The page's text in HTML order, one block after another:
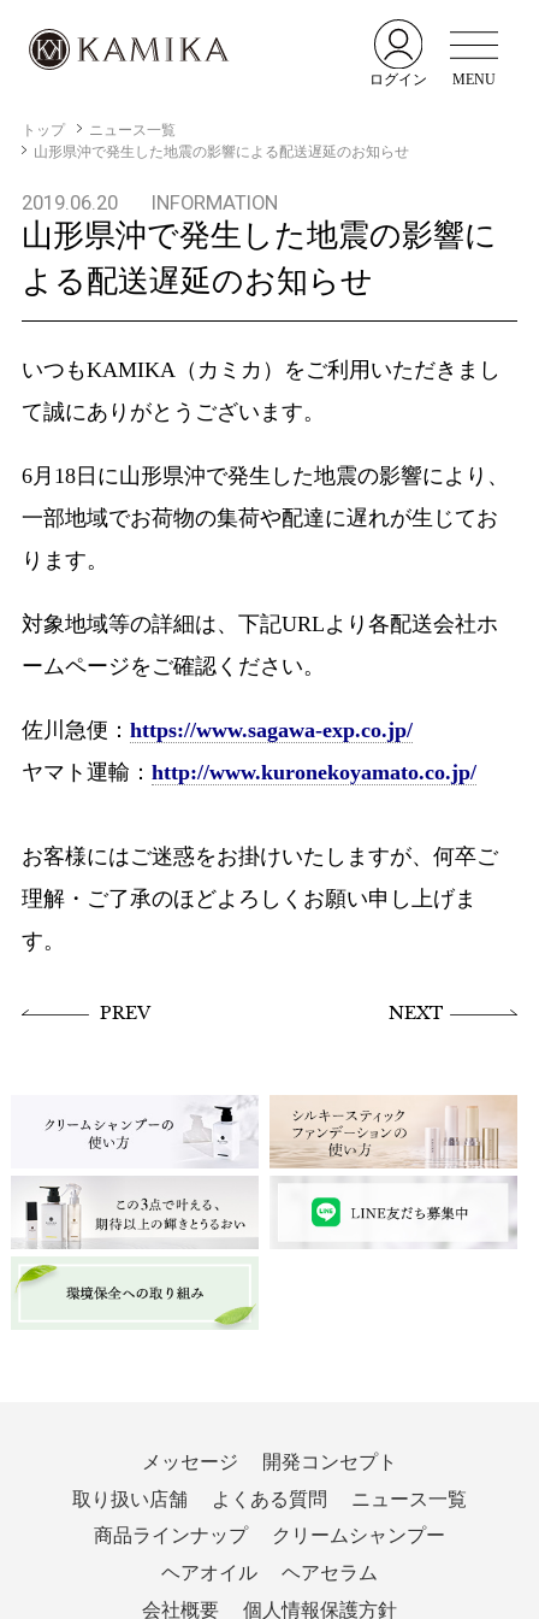
ログイン MENU
トップ
ニュース一覧
山形県沖で発生した地震の影響による配送遅延のお知らせ
2019.06.20 INFORMATION
山形県沖で発生した地震の影響に
よる配送遅延のお知らせ
いつもKAMIKA（カミカ）をご利用いただきまし
て誠にありがとうございます。
6月18日に山形県沖で発生した地震の影響により、
一部地域でお荷物の集荷や配達に遅れが生じてお
ります。
対象地域等の詳細は、下記URLより各配送会社ホ
ームページをご確認ください。
佐川急便： https://www.sagawa-exp.co.jp/
ヤマト運輸： http://www.kuronekoyamato.co.jp/
お客様にはご迷惑をお掛けいたしますが、何卒ご
理解・ご了承のほどよろしくお願い申し上げま
す。
PREV NEXT
メッセージ
開発コンセプト
取り扱い店舗
よくある質問
ニュース一覧
商品ラインナップ
クリームシャンプー
ヘアオイル
ヘアセラム
会社概要
個人情報保護方針